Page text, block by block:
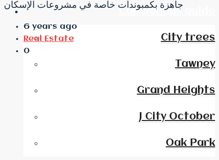
Compounds guide
City trees
Tawney
Grand Heights
J City October
Oak Park
جاهزة بكمبوندات خاصة في مشروعات الإسكان
6 years ago
Real Estate
0